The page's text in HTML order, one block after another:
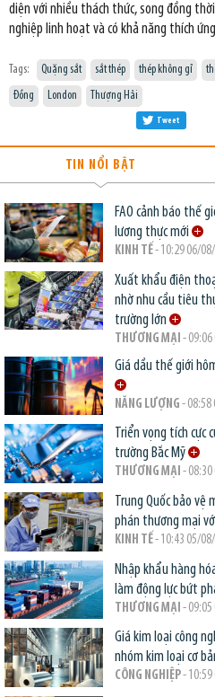
diện với nhiều thách thức, song đồng
nghiệp linh hoạt và có khả năng thích
Tags: Quặng sắt sắt thép thép không gỉ
Đồng
London Thượng Hải
Tweet
TIN NỔI BẬT
FAO cảnh báo thế
lương thực mới
KINH TẾ- 10:29 06/
Xuất khẩu điện
nhờ nhu cầu tiêu
trường lớn
THƯƠNG MẠI -
Giá dầu thế giới
NĂNG LƯỢNG - 08:58
Triển vọng tích cực
trường Bắc Mỹ
THƯƠNG MẠI -
Trung Quốc bảo
phán thương mại với
KINH TẾ- 10:43 05/
Nhập khẩu hàng
làm động lực bứt
THƯƠNG MẠI -
Giá kim loại công
nhóm kim loại cơ
CÔNG NGHIỆP- 10:59